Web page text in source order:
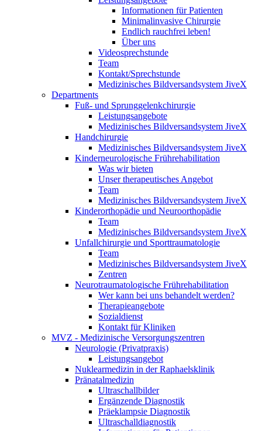
Informationen für Patienten
Minimalinvasive Chirurgie
Endlich rauchfrei leben!
Über uns
Videosprechstunde
Team
Kontakt/Sprechstunde
Medizinisches Bildversandsystem JiveX
Departments
Fuß- und Sprunggelenkchirurgie
Leistungsangebote
Medizinisches Bildversandsystem JiveX
Handchirurgie
Medizinisches Bildversandsystem JiveX
Kinderneurologische Frührehabilitation
Was wir bieten
Unser therapeutisches Angebot
Team
Medizinisches Bildversandsystem JiveX
Kinderorthopädie und Neuroorthopädie
Team
Medizinisches Bildversandsystem JiveX
Unfallchirurgie und Sporttraumatologie
Team
Medizinisches Bildversandsystem JiveX
Zentren
Neurotraumatologische Frührehabilitation
Wer kann bei uns behandelt werden?
Therapieangebote
Sozialdienst
Kontakt für Kliniken
MVZ - Medizinische Versorgungszentren
Neurologie (Privatpraxis)
Leistungsangebot
Nuklearmedizin in der Raphaelsklinik
Pränatalmedizin
Ultraschallbilder
Ergänzende Diagnostik
Präeklampsie Diagnostik
Ultraschalldiagnostik